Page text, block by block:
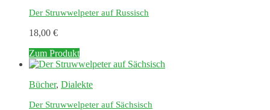
Der Struwwelpeter auf Russisch
18,00 €
Zum Produkt
Bücher, Dialekte
Der Struwwelpeter auf Sächsisch